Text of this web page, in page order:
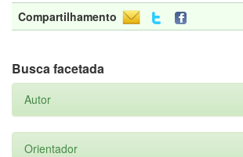
Compartilhamento
Busca facetada
Autor
Orientador